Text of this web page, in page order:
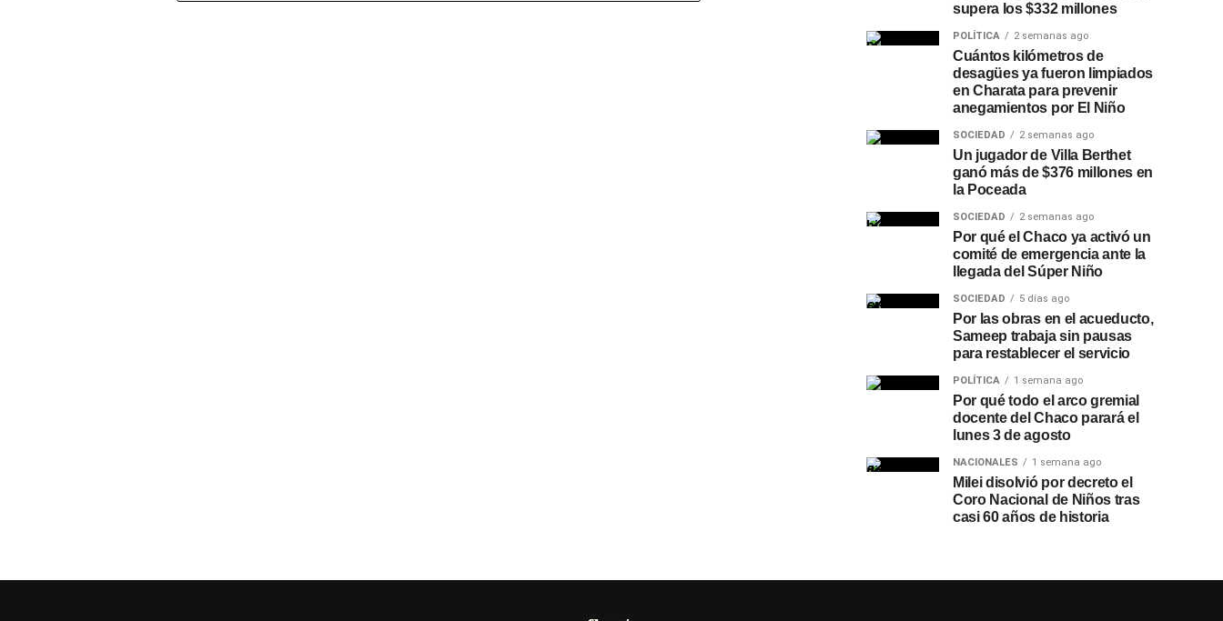
supera los $332 millones
POLÍTICA 2 semanas ago
Cuántos kilómetros de
desagües ya fueron limpiados
en Charata para prevenir
anegamientos por El Niño
SOCIEDAD 2 semanas ago
Un jugador de Villa Berthet
ganó más de $376 millones en
la Poceada
SOCIEDAD 2 semanas ago
Por qué el Chaco ya activó un
comité de emergencia ante la
llegada del Súper Niño
SOCIEDAD 5 días ago
Por las obras en el acueducto,
Sameep trabaja sin pausas
para restablecer el servicio
POLÍTICA 1 semana ago
Por qué todo el arco gremial
docente del Chaco parará el
lunes 3 de agosto
NACIONALES 1 semana ago
Milei disolvió por decreto el
Coro Nacional de Niños tras
casi 60 años de historia